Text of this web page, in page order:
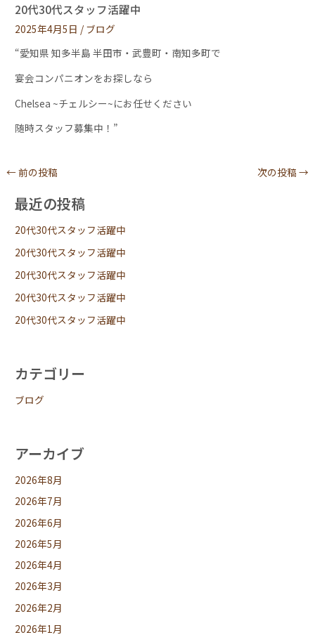
20代30代スタッフ活躍中
2025年4月5日 / ブログ
“愛知県 知多半島 半田市・武豊町・南知多町で
宴会コンパニオンをお探しなら
Chelsea ~チェルシー~にお任せください
随時スタッフ募集中！”
←前の投稿 次の投稿 →
最近の投稿
20代30代スタッフ活躍中
20代30代スタッフ活躍中
20代30代スタッフ活躍中
20代30代スタッフ活躍中
20代30代スタッフ活躍中
カテゴリー
ブログ
アーカイブ
2026年8月
2026年7月
2026年6月
2026年5月
2026年4月
2026年3月
2026年2月
2026年1月